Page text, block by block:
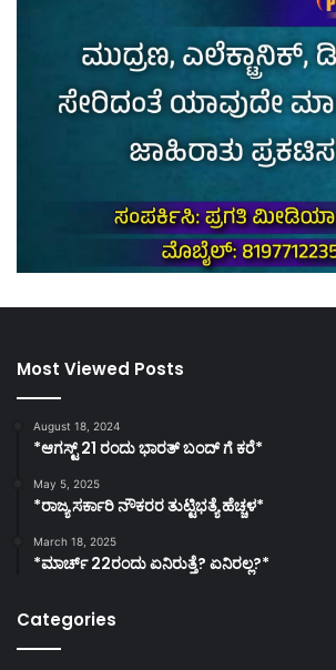
Most Viewed Posts
August 18, 2024
*ಆಗಸ್ಟ್ 21 ರಂದು ಭಾರತ್‌ ಬಂದ್‌ ಗೆ ಕರೆ*
May 5, 2025
*ರಾಜ್ಯ ಸರ್ಕಾರಿ ನೌಕರರ ತುಟ್ಟಿಭತ್ಯೆ ಹೆಚ್ಚಳ*
March 18, 2025
*ಮಾರ್ಚ್ 22ರಂದು ಏನಿರುತ್ತೆ? ಏನಿರಲ್ಲ?*
Categories